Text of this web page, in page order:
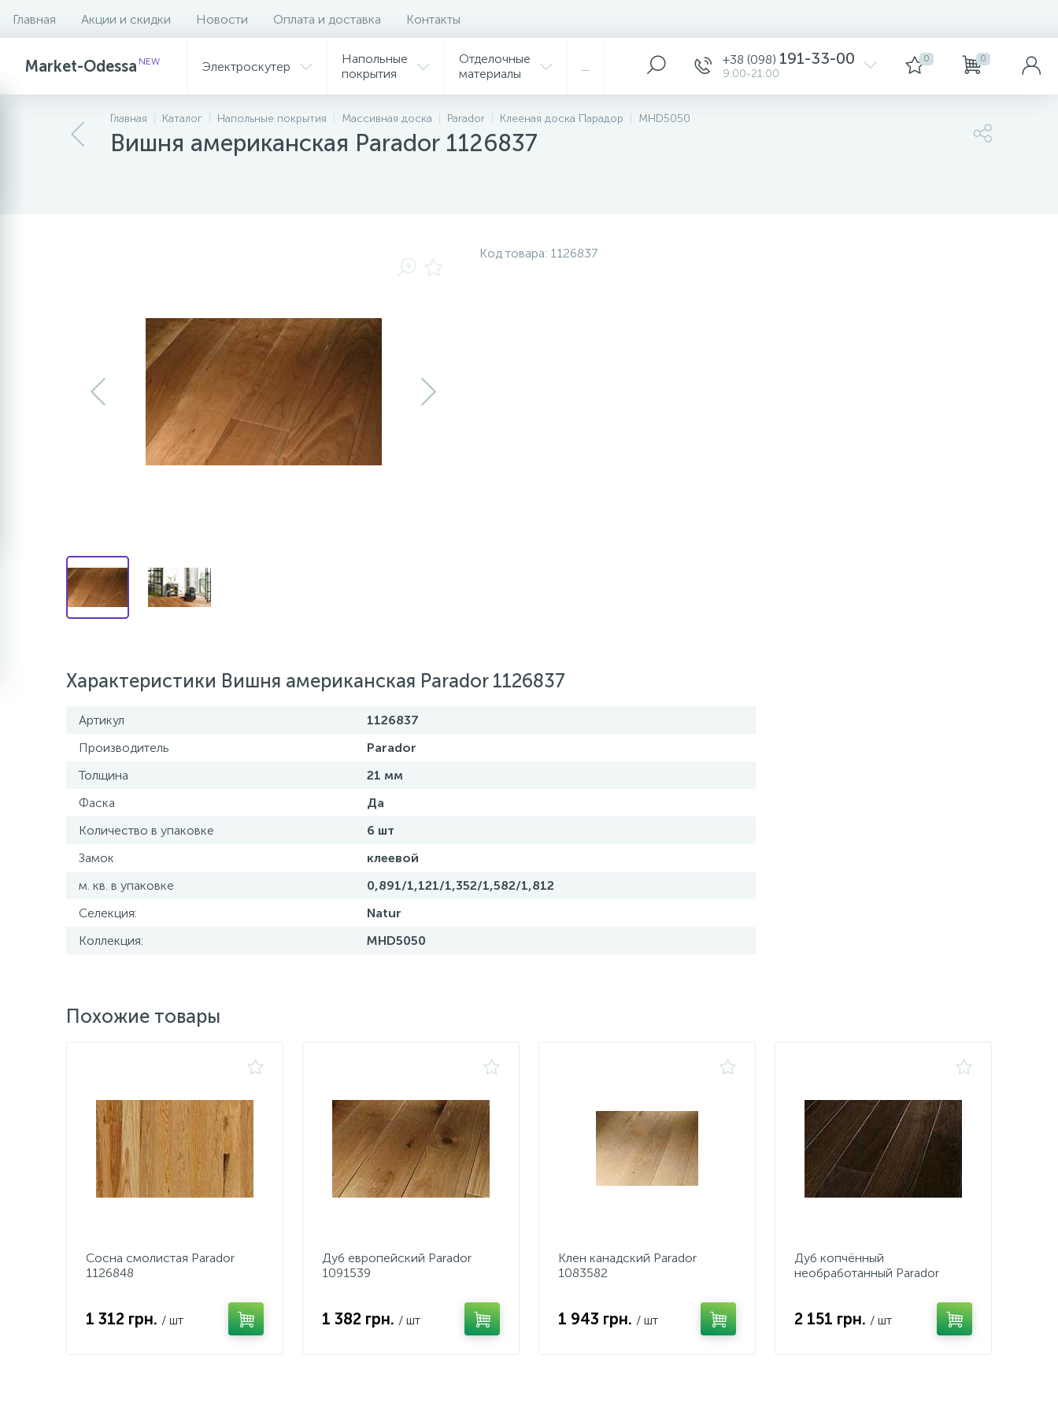
Главная Акции и скидки Новости Оплата и доставка Контакты
Market-Odessa NEW Электроскутер
Напольные
покрытия
Отделочные
материалы
+38 (098) 191-33-00
9:00-21:00
0 0
Главная Каталог Напольные покрытия Массивная доска Parador Клееная доска Парадор MHD5050
Вишня американская Parador 1126837
Описание Характеристики
Код товара: 1126837
Характеристики Вишня американская Parador 1126837
Артикул
1126837
Производитель
Parador
Толщина
21 мм
Фаска
Да
Количество в упаковке
6 шт
Замок
клеевой
м. кв. в упаковке
0,891/1,121/1,352/1,582/1,812
Селекция:
Natur
Коллекция:
MHD5050
Похожие товары
Сосна смолистая Parador
1126848
1 312 грн. / шт
Дуб европейский Parador
1091539
1 382 грн. / шт
Клен канадский Parador
1083582
1 943 грн. / шт
Дуб копчённый
необработанный Parador
2 151 грн. / шт